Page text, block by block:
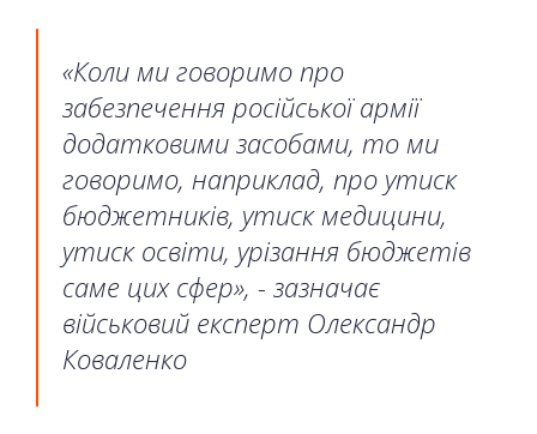
«Коли ми говоримо про
забезпечення російської армії
додатковими засобами, то ми
говоримо, наприклад, про утиск
бюджетників, утиск медицини,
утиск освіти, урізання бюджетів
саме цих сфер», - зазначає
військовий експерт Олександр
Коваленко